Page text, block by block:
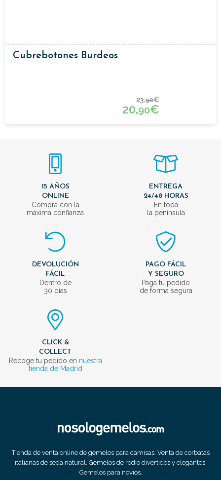
Cubrebotones Burdeos
23,90€
20,90€
15 AÑOS
ONLINE
Compra con la
máxima confianza
ENTREGA
24/48 HORAS
En toda
la península
DEVOLUCIÓN
FÁCIL
Dentro de
30 días
PAGO FÁCIL
Y SEGURO
Paga tu pedido
de forma segura
CLICK &
COLLECT
Recoge tu pedido en nuestra
tienda de Madrid
Tienda de venta online de gemelos para camisas. Venta de corbatas
italianas de seda natural. Gemelos de rodio divertidos y elegantes.
Gemelos para novios.